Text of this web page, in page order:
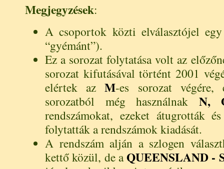
Megjegyzések:
A csoportok közti elválasztójel
“gyémánt”).
Ez a sorozat folytatása volt az
sorozat kifutásával történt 2001
elértek azM-es sorozat
sorozatból még használnak N,
rendszámokat, ezeket átugrották
folytatták a rendszámok kiadását.
A rendszám alján a szlogen
kettő közül, de aQUEENSLAND -